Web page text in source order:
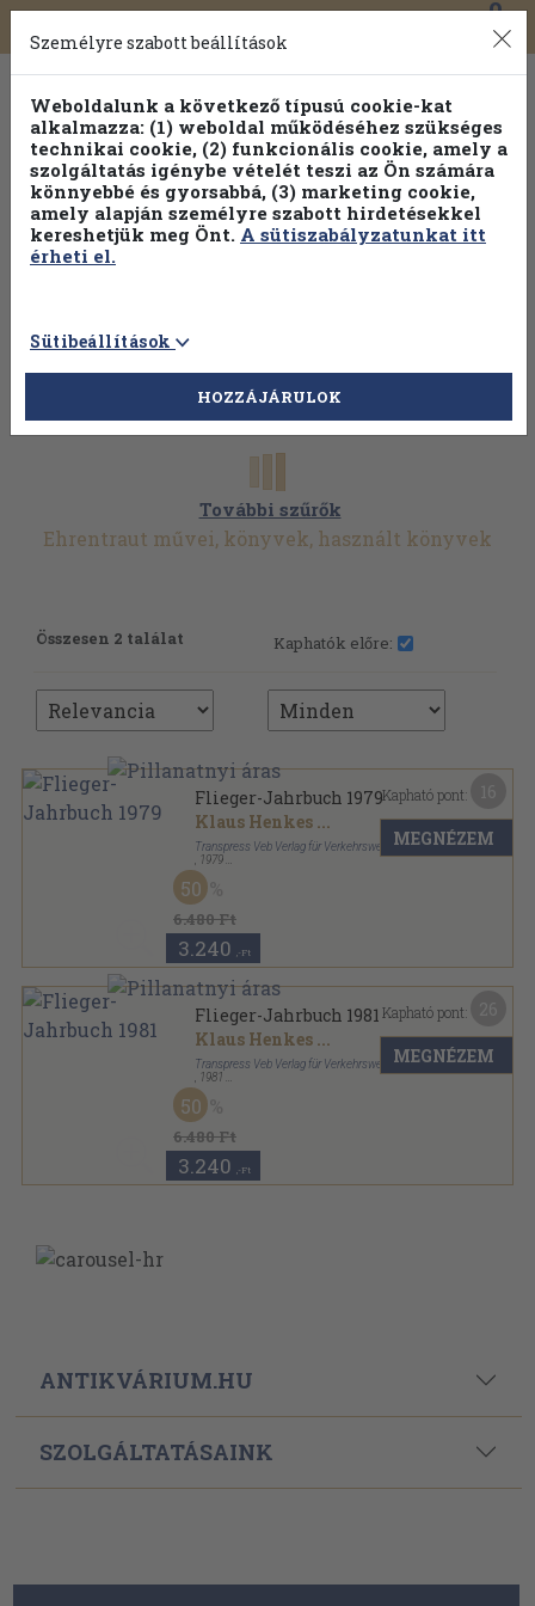
Toggle
navigation
0
További szűrők
Ehrentraut művei, könyvek, használt könyvek
Összesen 2 találat Kaphatók előre:
Flieger-Jahrbuch 1979
Klaus Henkes ...
Transpress Veb Verlag für Verkehrswesen
1979
Fűzött kemény papírkötés
Flieger-Jahrbuch sorozat
6.480 Ft
50
3.240 ,-Ft
Kapható pont:
MEGNÉZEM
Flieger-Jahrbuch 1981
Klaus Henkes ...
Transpress Veb Verlag für Verkehrswesen
1981
Vászon
Flieger-Jahrbuch sorozat
6.480 Ft
50
3.240 ,-Ft
Kapható pont:
MEGNÉZEM
ANTIKVÁRIUM.HU
SZOLGÁLTATÁSAINK
Személyre szabott beállítások
Weboldalunk a következő típusú cookie-kat
alkalmazza: (1) weboldal működéséhez szükséges
technikai cookie, (2) funkcionális cookie, amely a
szolgáltatás igénybe vételét teszi az Ön számára
könnyebbé és gyorsabbá, (3) marketing cookie,
amely alapján személyre szabott hirdetésekkel
kereshetjük meg Önt. A sütiszabályzatunkat itt
érheti el.
Sütibeállítások
HOZZÁJÁRULOK